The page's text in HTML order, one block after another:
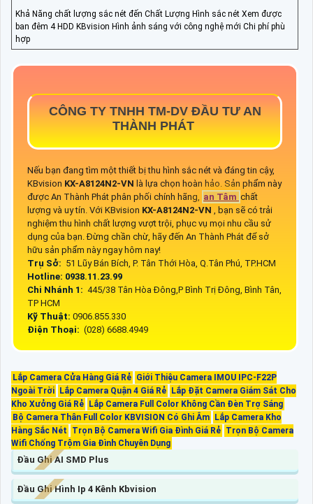
Khả Năng chất lượng sắc nét đến Chất Lượng Hình sắc nét Xem được
ban đêm 4 HDD KBvision Hình ảnh sáng với công nghệ mới Chi phí phù
hợp
CÔNG TY TNHH TM-DV ĐẦU TƯ AN
THÀNH PHÁT
Nếu bạn đang tìm một thiết bị thu hình sắc nét và đáng tin cậy,
KBvision KX-A8124N2-VN là lựa chọn hoàn hảo. Sản phẩm này
được An Thành Phát phân phối chính hãng,
an Tâm chất
lượng và uy tín. Với KBvision KX-A8124N2-VN
, bạn sẽ có trải
nghiệm thu hình chất lượng vượt trội, phục vụ mọi nhu cầu sử
dụng của bạn. Đừng chần chừ, hãy đến An Thành Phát để sở
hữu sản phẩm này ngay hôm nay!
Trụ Sở: 51 Lũy Bán Bích, P. Tân Thới Hòa, Q.Tân Phú, TP.HCM
Hotline: 0938.11.23.99
Chi Nhánh 1: 445/38 Tân Hòa Đông,P Bình Trị Đông, Bình Tân,
TP HCM
Kỹ Thuật: 0906.855.330
Điện Thoại: (028) 6688.4949
Lắp Camera Cửa Hàng Giá Rẻ Giới Thiệu Camera IMOU IPC-F22P
Ngoài Trời Lắp Camera Quận 4 Giá Rẻ Lắp Đặt Camera Giám Sát Cho
Kho Xưởng Giá Rẻ Lắp Camera Full Color Không Cần Đèn Trợ Sáng
Bộ Camera Thân Full Color KBVISION Có Ghi Âm Lắp Camera Kho
Hàng Sắc Nét
Trọn Bộ Camera Wifi Gia Đình Giá Rẻ Trọn Bộ Camera
Wifi Chống Trộm Gia Đình Chuyên Dụng
Đầu Ghi AI SMD Plus
Đầu Ghi Hình Ip 4 Kênh Kbvision